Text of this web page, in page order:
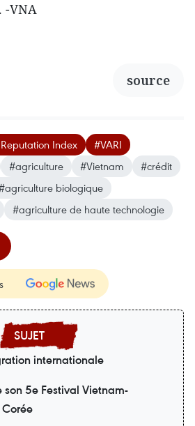
-VNA
source
Index
#VARI
#agriculture #Vietnam
#crédit
#agriculture biologique
#agriculture de haute technologie
internationale
5e Festival Vietnam-